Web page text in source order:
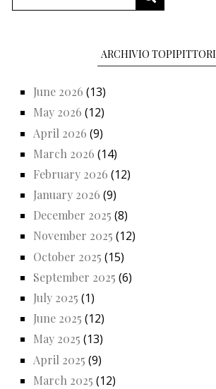
ARCHIVIO TOPIPITTORI
June 2026 (13)
May 2026 (12)
April 2026 (9)
March 2026 (14)
February 2026 (12)
January 2026 (9)
December 2025 (8)
November 2025 (12)
October 2025 (15)
September 2025 (6)
July 2025 (1)
June 2025 (12)
May 2025 (13)
April 2025 (9)
March 2025 (12)